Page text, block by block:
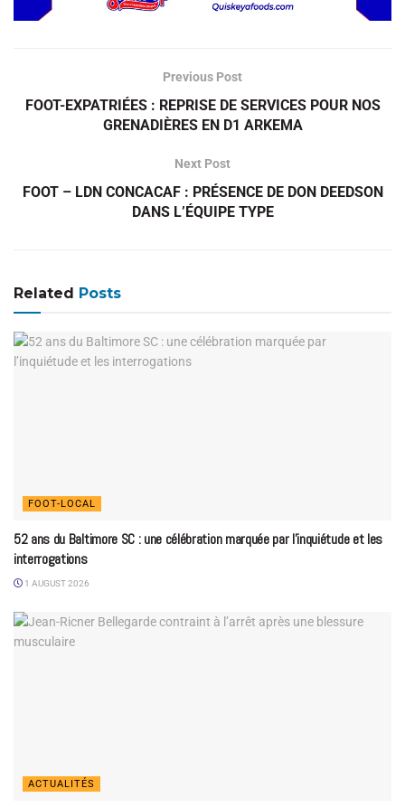
Previous Post
FOOT-EXPATRIÉES : REPRISE DE SERVICES POUR NOS
GRENADIÈRES EN D1 ARKEMA
Next Post
FOOT – LDN CONCACAF : PRÉSENCE DE DON DEEDSON
DANS L’ÉQUIPE TYPE
Related Posts
FOOT-LOCAL
52 ans du Baltimore SC : une célébration marquée par l’inquiétude et les
interrogations
1 AUGUST 2026
ACTUALITÉS